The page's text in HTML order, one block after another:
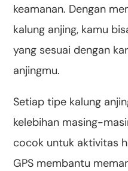
keamanan. Dengan
kalung anjing, kamu
yang sesuai dengan
anjingmu.
Setiap tipe kalung
kelebihan masing-
cocok untuk aktivitas
GPS membantu